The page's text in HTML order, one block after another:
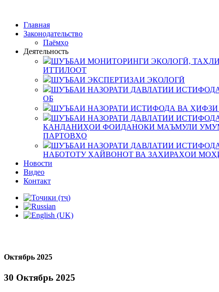
Главная
Законодательство
Паёмҳо
Деятельность
ШУЪБАИ МОНИТОРИНГИ ЭКОЛОГӢ,
ИТТИЛООТ
ШУЪБАИ ЭКСПЕРТИЗАИ ЭКОЛОГӢ
ШУЪБАИ НАЗОРАТИ ДАВЛАТИИ
ОБ
ШУЪБАИ НАЗОРАТИ ИСТИФОДА ВА
ШУЪБАИ НАЗОРАТИ ДАВЛАТИИ
КАНДАНИҲОИ ФОИДАНОКИ МАЪМУЛИ
ПАРТОВҲО
ШУЪБАИ НАЗОРАТИ ДАВЛАТИИ
НАБОТОТУ ҲАЙВОНОТ ВА ЗАХИРАҲОИ
Новости
Видео
Контакт
Октябрь 2025
30 Октябрь 2025